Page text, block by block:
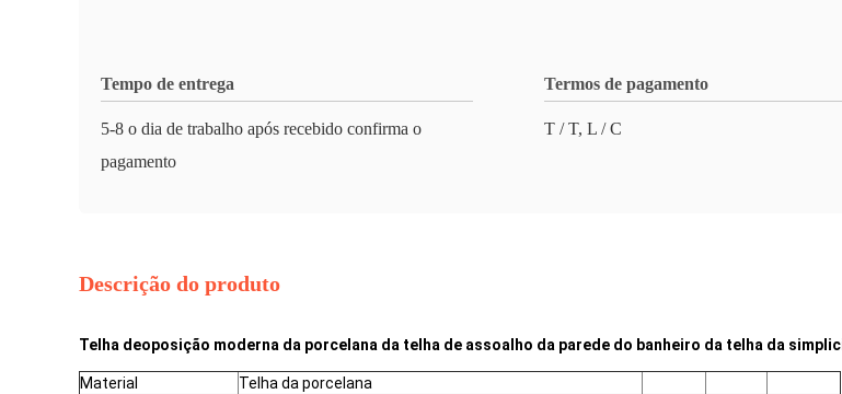
Tempo de entrega
5-8 o dia de trabalho após recebido confirma o
pagamento
Termos de pagamento
T / T, L / C
Descrição do produto
Telha deoposição moderna da porcelana da telha de assoalho da parede do banheiro da telha da
Material Telha da porcelana